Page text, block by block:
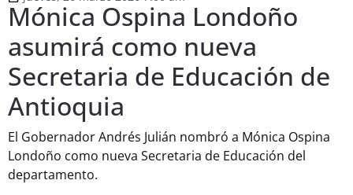
Mónica Ospina Londoño
asumirá como nueva
Secretaria de Educación de
Antioquia
El Gobernador Andrés Julián nombró a Mónica Ospina
Londoño como nueva Secretaria de Educación del
departamento.